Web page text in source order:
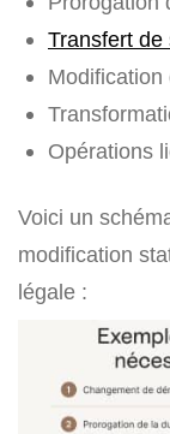
Transfert de
Modification
Opérations
Voici un
modification
légale :